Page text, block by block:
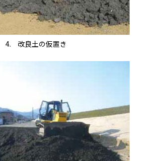
4. 改良土の仮置き